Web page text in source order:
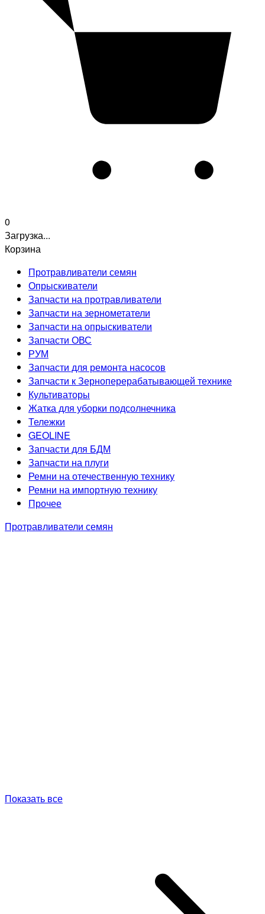
0
Загрузка...
Корзина
Протравливатели семян
Опрыскиватели
Запчасти на протравливатели
Запчасти на зернометатели
Запчасти на опрыскиватели
Запчасти ОВС
РУМ
Запчасти для ремонта насосов
Запчасти к Зерноперерабатывающей технике
Культиваторы
Жатка для уборки подсолнечника
Тележки
GEOLINE
Запчасти для БДМ
Запчасти на плуги
Ремни на отечественную технику
Ремни на импортную технику
Прочее
Протравливатели семян
Показать все